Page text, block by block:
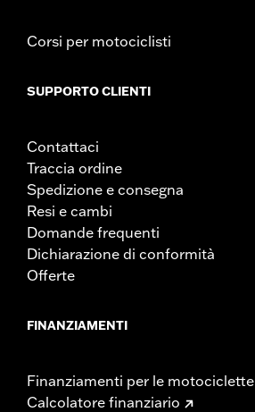
Corsi per motociclisti
SUPPORTO CLIENTI
Contattaci
Traccia ordine
Spedizione e consegna
Resi e cambi
Domande frequenti
Dichiarazione di conformità
Offerte
FINANZIAMENTI
Finanziamenti per le motociclette
Calcolatore finanziario